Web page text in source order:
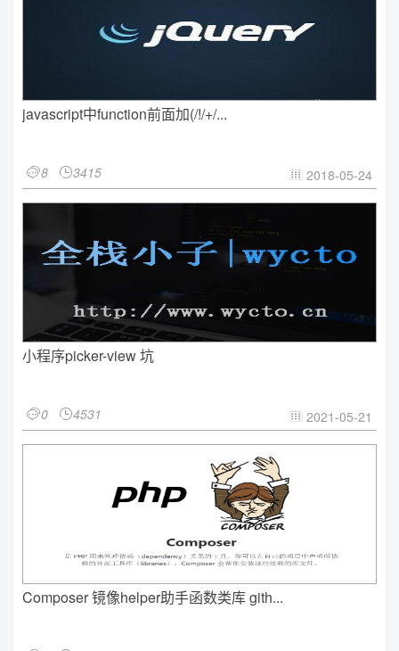
javascript中function前面加(/!/+/...
8 3415  2018-05-24
小程序picker-view 坑
0 4531  2021-05-21
Composer 镜像helper助手函数类库 gith...